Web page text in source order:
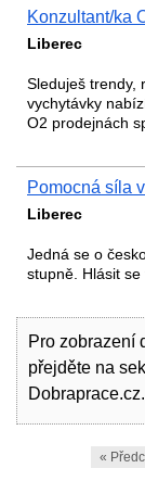
Konzultant/ka
Liberec
Sleduješ trendy,
vychytávky
O2 prodejnách
Pomocná síla
Liberec
Jedná se o
stupně. Hlásit se
Pro zobrazení
přejděte na
Dobraprace.cz.
«